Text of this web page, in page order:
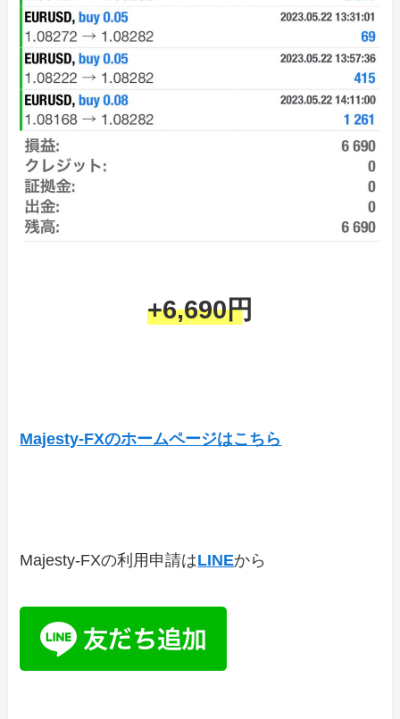
+6,690円
Majesty-FXのホームページはこちら
Majesty-FXの利用申請はLINEから